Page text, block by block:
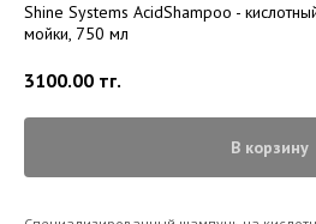
Shine Systems AcidShampoo -
мойки, 750 мл
3100.00 тг.
В корзину